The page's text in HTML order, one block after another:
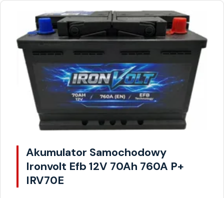
Akumulator Samochodowy
Ironvolt Efb 12V 70Ah 760A P+
IRV70E